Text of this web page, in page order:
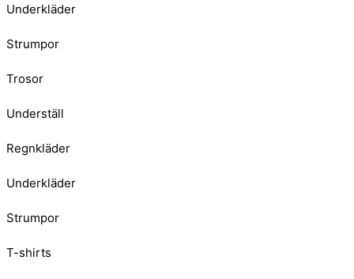
Underkläder
Strumpor
Trosor
Underställ
Regnkläder
Underkläder
Strumpor
T-shirts